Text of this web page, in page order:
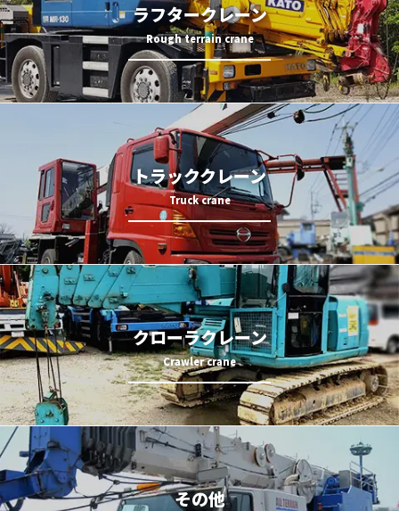
ラフタークレーン
トラッククレーン
クローラクレーン
その他